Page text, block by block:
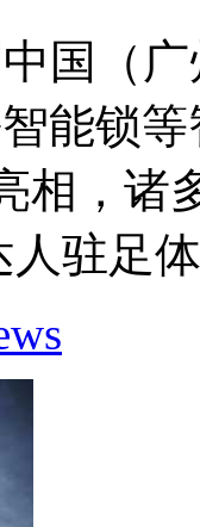
国（
能锁
相，诸
人驻足体